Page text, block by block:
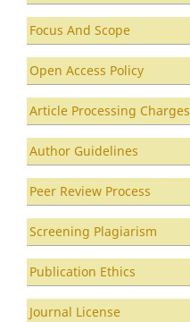
Focus And Scope
Open Access Policy
Article Processing Charges
Author Guidelines
Peer Review Process
Screening Plagiarism
Publication Ethics
Journal License